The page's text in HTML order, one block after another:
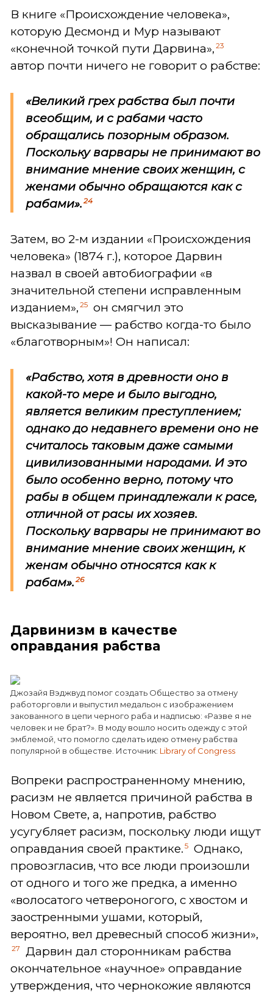
В книге «Происхождение человека»,
которую Десмонд и Мур называют
«конечной точкой пути Дарвина», 23
автор почти ничего не говорит о рабстве:
«Великий грех рабства был почти
всеобщим, и с рабами часто
обращались позорным образом.
Поскольку варвары не принимают во
внимание мнение своих женщин, с
женами обычно обращаются как с
рабами». 24
Затем, во 2-м издании «Происхождения
человека» (1874 г.), которое Дарвин
назвал в своей автобиографии «в
значительной степени исправленным
изданием», 25 он смягчил это
высказывание — рабство когда-то было
«благотворным»! Он написал:
«Рабство, хотя в древности оно в
какой-то мере и было выгодно,
является великим преступлением;
однако до недавнего времени оно не
считалось таковым даже самыми
цивилизованными народами. И это
было особенно верно, потому что
рабы в общем принадлежали к расе,
отличной от расы их хозяев.
Поскольку варвары не принимают во
внимание мнение своих женщин, к
женам обычно относятся как к
рабам». 26
Дарвинизм в качестве
оправдания рабства
Джозайя Вэджвуд помог создать Общество за отмену
работорговли и выпустил медальон с изображением
закованного в цепи черного раба и надписью: «Разве я не
человек и не брат?». В моду вошло носить одежду с этой
эмблемой, что помогло сделать идею отмену рабства
популярной в обществе. Источник: Library of Congress
Вопреки распространенному мнению,
расизм не является причиной рабства в
Новом Свете, а, напротив, рабство
усугубляет расизм, поскольку люди ищут
оправдания своей практике. 5 Однако,
провозгласив, что все люди произошли
от одного и того же предка, а именно
«волосатого четвероногого, с хвостом и
заостренными ушами, который,
вероятно, вел древесный способ жизни»,
27
Дарвин дал сторонникам рабства
окончательное «научное» оправдание
утверждения, что чернокожие являются